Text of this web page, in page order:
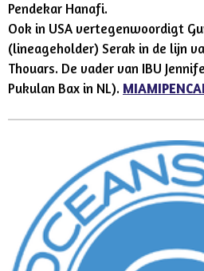
Pendekar Hanafi.
Ook in USA vertegenwoordigt
(lineageholder) Serak in de lijn
Thouars. De vader van IBU
Pukulan Bax in NL).